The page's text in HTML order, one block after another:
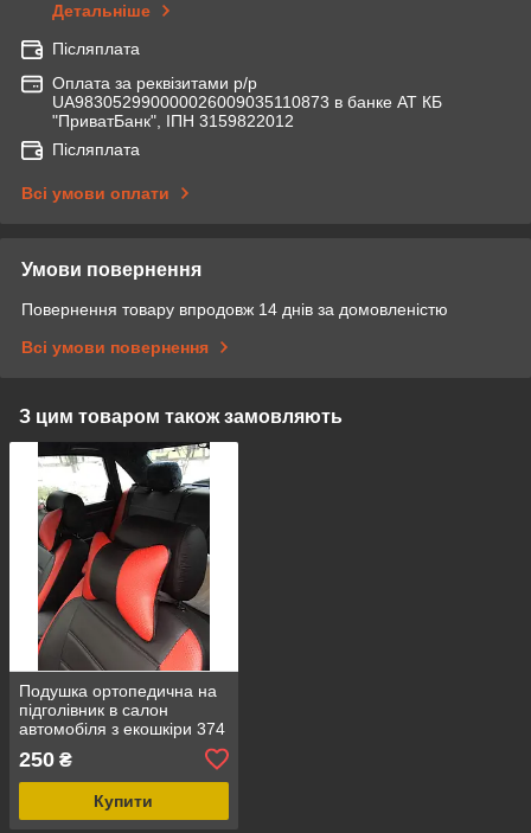
Детальніше
Післяплата
Оплата за реквізитами р/р
UA983052990000026009035110873 в банке АТ КБ
"ПриватБанк", ІПН 3159822012
Післяплата
Всі умови оплати
Умови повернення
Повернення товару впродовж 14 днів за домовленістю
Всі умови повернення
З цим товаром також замовляють
Подушка ортопедична на
підголівник в салон
автомобіля з екошкіри 374
250 ₴
Купити